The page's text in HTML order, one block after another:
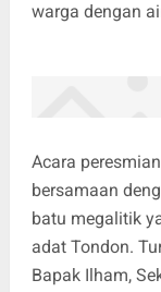
warga dengan
Acara
bersamaan
batu megalitik
adat Tondon.
Bapak Ilham,